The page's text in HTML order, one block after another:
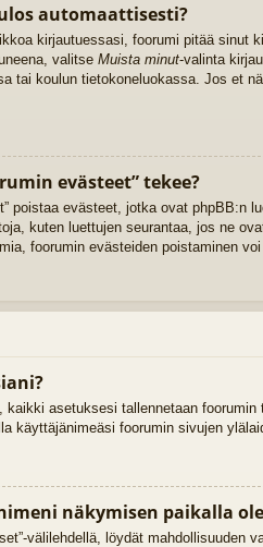
automaattisesti?
kirjautuessasi, foorumi pitää sinut
valitse Muista minut-valinta
tai koulun tietokoneluokassa. Jos et
evästeet” tekee?
poistaa evästeet, jotka ovat phpBB:n
kuten luettujen seurantaa, jos ne
foorumin evästeiden poistaminen
asetuksesi tallennetaan
käyttäjänimeäsi foorumin sivujen
näkymisen paikalla
välilehdellä, löydät mahdollisuuden